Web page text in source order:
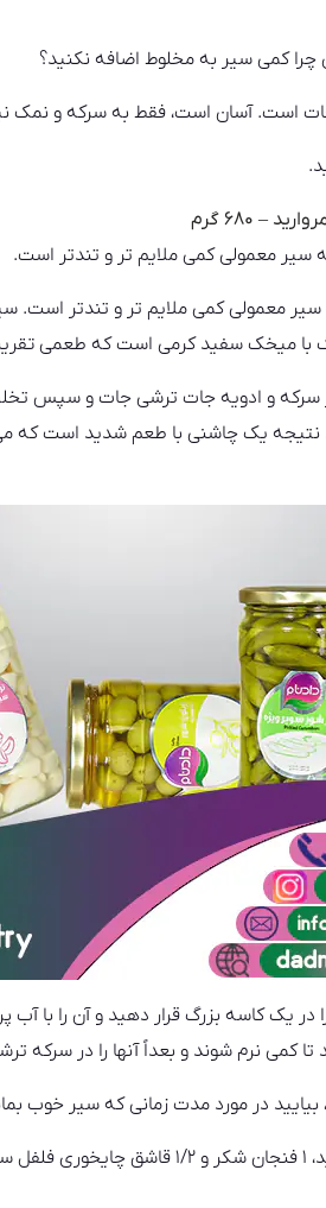
چرا کمی سیر به مخلوط اضافه نکنید؟
است. آسان است، فقط به سرکه و نمک
– ۶۸۰ گرم
معمولی کمی ملایم تر و تندتر است.
سیر معمولی کمی ملایم تر و تندتر
با میخک سفید کرمی است که طعمی
و ادویه جات ترشی جات و سپس
نتیجه یک چاشنی با طعم شدید است که
غذاخوری نمک را در یک کاسه بزرگ قرار دهید و
بیایید در مورد مدت زمانی که سیر خوب
در یک کاسه کوچک دیگر ۳ فنجان سرکه